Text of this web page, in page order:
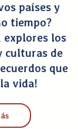
países y
tiempo?
explores los
culturas de
que
vida!